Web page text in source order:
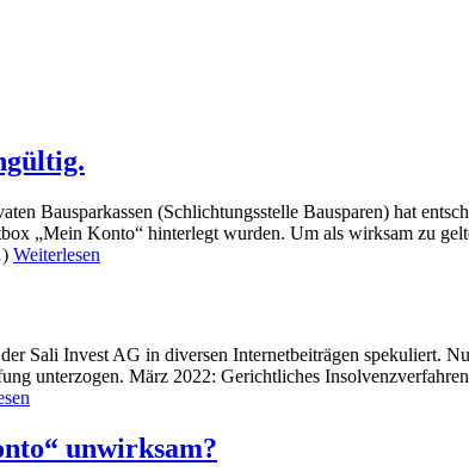
Bausparkassen (Schlichtungsstelle Bausparen) hat
„Mein Konto“ hinterlegt wurden. Um als wirksam zu
Weiterlesen
Sali Invest AG in diversen Internetbeiträgen spekuliert.
unterzogen. März 2022: Gerichtliches
unwirksam?